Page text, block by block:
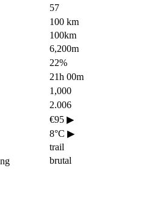
57
100 km
100km
6,200m
22%
21h 00m
1,000
2.006
€95 ▶
8°C ▶
trail
brutal